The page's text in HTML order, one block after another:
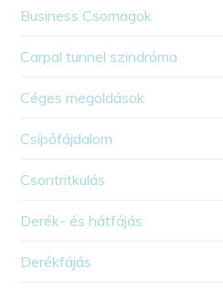
Business Csomagok
Carpal tunnel szindróma
Céges megoldások
Csípőfájdalom
Csontritkulás
Derék- és hátfájás
Derékfájás